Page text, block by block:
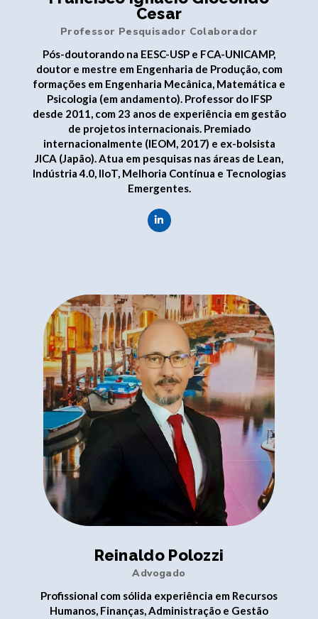
Cesar
Professor Pesquisador Colaborador
Pós-doutorando na EESC-USP e FCA-UNICAMP,
doutor e mestre em Engenharia de Produção, com
formações em Engenharia Mecânica, Matemática e
Psicologia (em andamento). Professor do IFSP
desde 2011, com 23 anos de experiência em gestão
de projetos internacionais. Premiado
internacionalmente (IEOM, 2017) e ex-bolsista
JICA (Japão). Atua em pesquisas nas áreas de Lean,
Indústria 4.0, IIoT, Melhoria Contínua e Tecnologias
Emergentes.
Reinaldo Polozzi
Advogado
Profissional com sólida experiência em Recursos
Humanos, Finanças, Administração e Gestão